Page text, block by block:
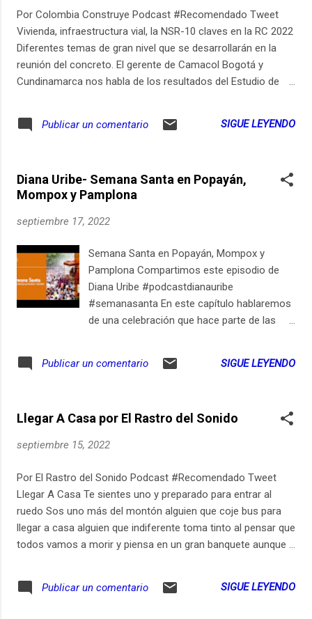
ver los links relevantes de este episodio en
https://ift.tt/5LIMTw1 Inscripción a los cursos de Aprender
de Grandes: https://ift.tt/J6ebjVM Suscripció...
Por Colombia Construye Podcast #Recomendado Tweet
Vivienda, infraestructura vial, la NSR-10 claves en la RC 2022
Diferentes temas de gran nivel que se desarrollarán en la
reunión del concreto. El gerente de Camacol Bogotá y
Cundinamarca nos habla de los resultados del Estudio de
Estructurales en Medellín en los Núcleos de la Construcción.
Publicar un comentario SIGUE LEYENDO
Diana Uribe- Semana Santa en Popayán,
Mompox y Pamplona
septiembre 17, 2022
Semana Santa en Popayán, Mompox y
Pamplona Compartimos este episodio de
Diana Uribe #podcastdianauribe
#semanasanta En este capítulo hablaremos
de una celebración que hace parte de las
católico: La Semana Santa. Aprovechamos
fiestas. Nos vamos entonces para Popayán,
de una historia poderosa que siempre
merece ser contada. Notas del episodio: Las
raíces paganas de la fiesta de Pascua
→https://ift.tt/RyJTdwX ¿Por qué cambia la
fecha de la Semana Santa? Aquí la
explicación →https://ift.tt/7eDNpVL -
inspiración de las celebraciones de la
Publicar un comentario SIGUE LEYENDO
Llegar A Casa por El Rastro del Sonido
septiembre 15, 2022
Por El Rastro del Sonido Podcast #Recomendado Tweet
Llegar A Casa Te sientes uno y preparado para entrar al
ruedo Sos uno más del montón alguien que coje bus para
llegar a casa alguien que indiferente toma tinto al pensar que
todos vamos a morir y piensa en un gran banquete aunque
puentes, siendo sombras ser un comprador de cosas, por
Publicar un comentario SIGUE LEYENDO